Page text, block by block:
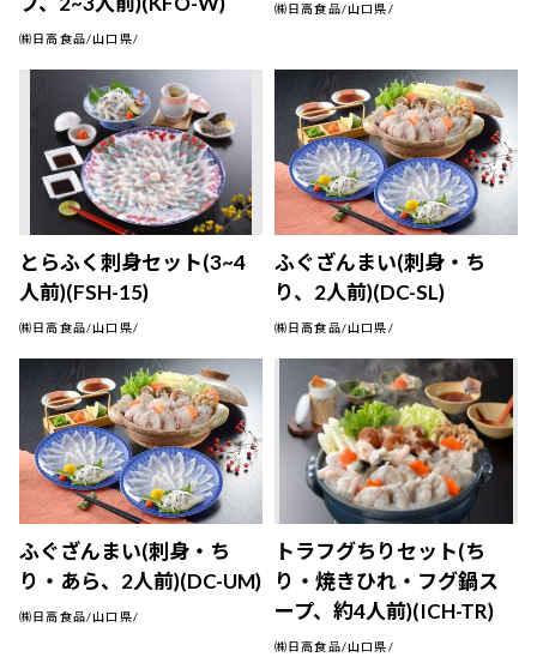
㈱日高食品/山口県/
㈱日高食品/山口県/
とらふく刺身セット(3~4
人前)(FSH-15)
㈱日高食品/山口県/
ふぐざんまい(刺身・ち
り、2人前)(DC-SL)
㈱日高食品/山口県/
ふぐざんまい(刺身・ち
り・あら、2人前)(DC-UM)
㈱日高食品/山口県/
トラフグちりセット(ち
り・焼きひれ・フグ鍋ス
ープ、約4人前)(ICH-TR)
㈱日高食品/山口県/